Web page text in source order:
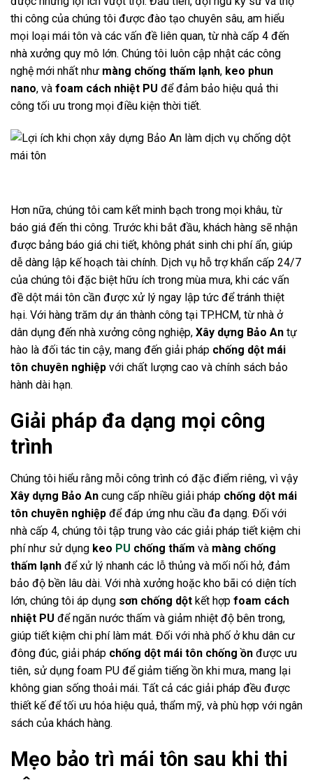
thi công của chúng tôi được đào tạo chuyên sâu, am hiểu
mọi loại mái tôn và các vấn đề liên quan, từ nhà cấp 4 đến
nhà xưởng quy mô lớn. Chúng tôi luôn cập nhật các công
nghệ mới nhất như màng chống thấm lạnh, keo phun
nano, và foam cách nhiệt PU để đảm bảo hiệu quả thi
công tối ưu trong mọi điều kiện thời tiết.
Hơn nữa, chúng tôi cam kết minh bạch trong mọi khâu, từ
báo giá đến thi công. Trước khi bắt đầu, khách hàng sẽ nhận
được bảng báo giá chi tiết, không phát sinh chi phí ẩn, giúp
dễ dàng lập kế hoạch tài chính. Dịch vụ hỗ trợ khẩn cấp 24/7
của chúng tôi đặc biệt hữu ích trong mùa mưa, khi các vấn
đề dột mái tôn cần được xử lý ngay lập tức để tránh thiệt
hại. Với hàng trăm dự án thành công tại TP.HCM, từ nhà ở
dân dụng đến nhà xưởng công nghiệp, Xây dựng Bảo An tự
hào là đối tác tin cậy, mang đến giải pháp chống dột mái
tôn chuyên nghiệp với chất lượng cao và chính sách bảo
hành dài hạn.
Giải pháp đa dạng mọi công
trình
Chúng tôi hiểu rằng mỗi công trình có đặc điểm riêng, vì vậy
Xây dựng Bảo An cung cấp nhiều giải pháp chống dột mái
tôn chuyên nghiệp để đáp ứng nhu cầu đa dạng. Đối với
nhà cấp 4, chúng tôi tập trung vào các giải pháp tiết kiệm chi
phí như sử dụng keo PU chống thấm và màng chống
thấm lạnh để xử lý nhanh các lỗ thủng và mối nối hở, đảm
bảo độ bền lâu dài. Với nhà xưởng hoặc kho bãi có diện tích
lớn, chúng tôi áp dụng sơn chống dột kết hợp foam cách
nhiệt PU để ngăn nước thấm và giảm nhiệt độ bên trong,
giúp tiết kiệm chi phí làm mát. Đối với nhà phố ở khu dân cư
đông đúc, giải pháp chống dột mái tôn chống ồn được ưu
tiên, sử dụng foam PU để giảm tiếng ồn khi mưa, mang lại
không gian sống thoải mái. Tất cả các giải pháp đều được
thiết kế để tối ưu hóa hiệu quả, thẩm mỹ, và phù hợp với ngân
sách của khách hàng.
Mẹo bảo trì mái tôn sau khi thi